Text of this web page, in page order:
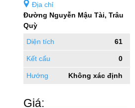
Địa chỉ
Đường Nguyễn Mậu Tài, Trâu
Quỳ
Diện tích
61
Kết cấu 0
Hướng Không xác định
Giá: